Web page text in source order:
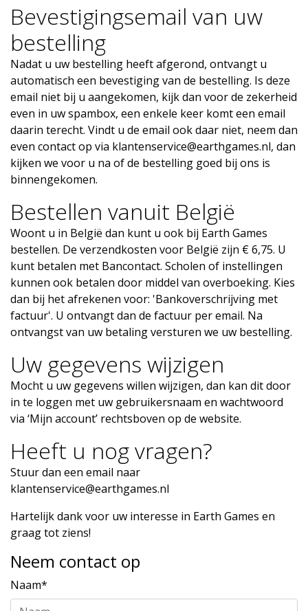
Bevestigingsemail van uw
bestelling
Nadat u uw bestelling heeft afgerond, ontvangt u
automatisch een bevestiging van de bestelling. Is deze
email niet bij u aangekomen, kijk dan voor de zekerheid
even in uw spambox, een enkele keer komt een email
daarin terecht. Vindt u de email ook daar niet, neem dan
even contact op via klantenservice@earthgames.nl, dan
kijken we voor u na of de bestelling goed bij ons is
binnengekomen.
Bestellen vanuit België
Woont u in België dan kunt u ook bij Earth Games
bestellen. De verzendkosten voor België zijn € 6,75. U
kunt betalen met Bancontact. Scholen of instellingen
kunnen ook betalen door middel van overboeking. Kies
dan bij het afrekenen voor: 'Bankoverschrijving met
factuur'. U ontvangt dan de factuur per email. Na
ontvangst van uw betaling versturen we uw bestelling.
Uw gegevens wijzigen
Mocht u uw gegevens willen wijzigen, dan kan dit door
in te loggen met uw gebruikersnaam en wachtwoord
via ‘Mijn account’ rechtsboven op de website.
Heeft u nog vragen?
Stuur dan een email naar
klantenservice@earthgames.nl
Hartelijk dank voor uw interesse in Earth Games en
graag tot ziens!
Neem contact op
Naam*